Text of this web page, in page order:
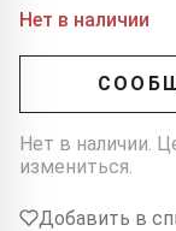
Нет в наличии
Нет в наличии.
измениться.
Добавить в